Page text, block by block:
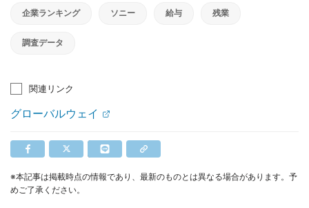
企業ランキング ソニー 給与 残業
調査データ
関連リンク
グローバルウェイ
※本記事は掲載時点の情報であり、最新のものとは異なる場合があります。予
めご了承ください。